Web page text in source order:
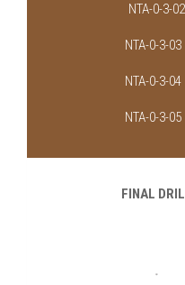
NTA-0-3-
NTA-0-3-
NTA-0-3-
NTA-0-3-
FINAL